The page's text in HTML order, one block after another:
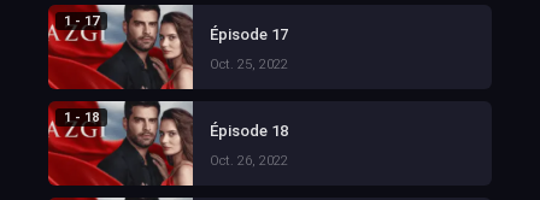
1 - 17
Épisode 17
Oct. 25, 2022
1 - 18
Épisode 18
Oct. 26, 2022